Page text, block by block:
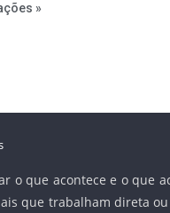
a participação da iniciativa
»
o que acontece e o que
que trabalham direta